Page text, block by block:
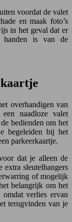
voordat de valet
en maak foto’s
in het geval dat er
handen is van de
overhandigen van
naadloze valet
bedienden om het
begeleiden bij het
parkeerkaartje.
dat je alleen de
extra sleutelhangers
of mogelijk
belangrijk om het
verlies ervan
terugvinden van je